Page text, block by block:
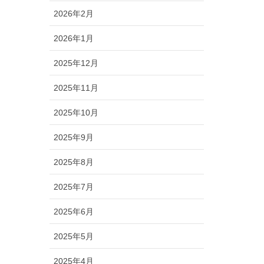
2026年2月
2026年1月
2025年12月
2025年11月
2025年10月
2025年9月
2025年8月
2025年7月
2025年6月
2025年5月
2025年4月